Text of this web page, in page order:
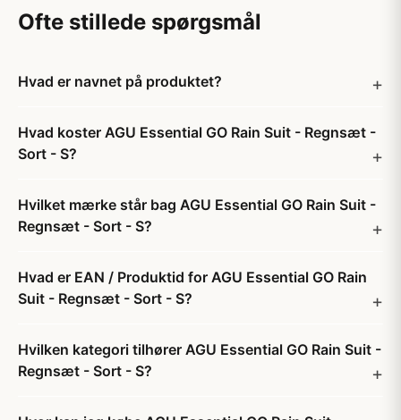
Ofte stillede spørgsmål
Hvad er navnet på produktet?
Hvad koster AGU Essential GO Rain Suit - Regnsæt -
Sort - S?
Hvilket mærke står bag AGU Essential GO Rain Suit -
Regnsæt - Sort - S?
Hvad er EAN / Produktid for AGU Essential GO Rain
Suit - Regnsæt - Sort - S?
Hvilken kategori tilhører AGU Essential GO Rain Suit -
Regnsæt - Sort - S?